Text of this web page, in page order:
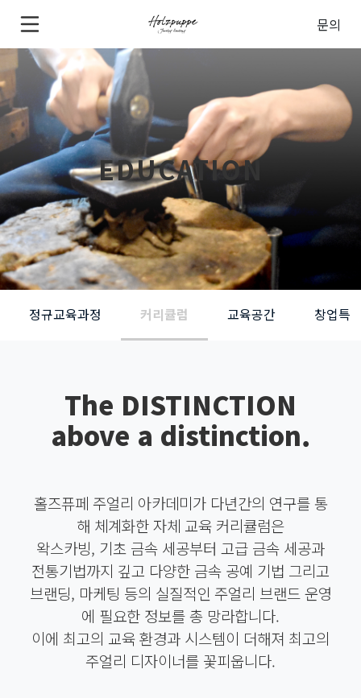
문의
EDUCATION
정규교육과정 커리큘럼 교육공간 창업특
The DISTINCTION
above a distinction.
홀즈퓨페 주얼리 아카데미가 다년간의 연구를 통
해 체계화한 자체 교육 커리큘럼은
왁스카빙, 기초 금속 세공부터 고급 금속 세공과
전통기법까지 깊고 다양한 금속 공예 기법 그리고
브랜딩, 마케팅 등의 실질적인 주얼리 브랜드 운영
에 필요한 정보를 총 망라합니다.
이에 최고의 교육 환경과 시스템이 더해져 최고의
주얼리 디자이너를 꽃피웁니다.